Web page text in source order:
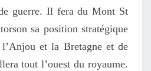
guerre. Il fera du Mont St
sa position stratégique
et la Bretagne et de
tout l’ouest du royaume.